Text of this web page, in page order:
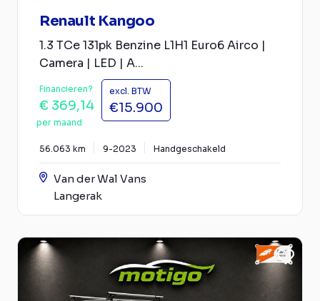
Renault Kangoo
1.3 TCe 131pk Benzine L1H1 Euro6 Airco |
Camera | LED | A...
Financieren?
€ 369,14
per maand
excl. BTW
€15.900
56.063 km 9-2023 Handgeschakeld
Van der Wal Vans
Langerak